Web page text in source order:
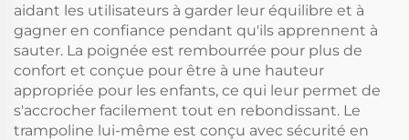
aidant les utilisateurs à garder leur équilibre et à
gagner en confiance pendant qu'ils apprennent à
sauter. La poignée est rembourrée pour plus de
confort et conçue pour être à une hauteur
appropriée pour les enfants, ce qui leur permet de
s'accrocher facilement tout en rebondissant. Le
trampoline lui-même est conçu avec sécurité en